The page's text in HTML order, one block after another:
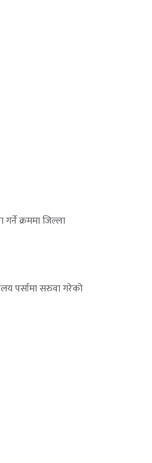
क्रममा जिल्ला
पर्सामा सरुवा गरेको